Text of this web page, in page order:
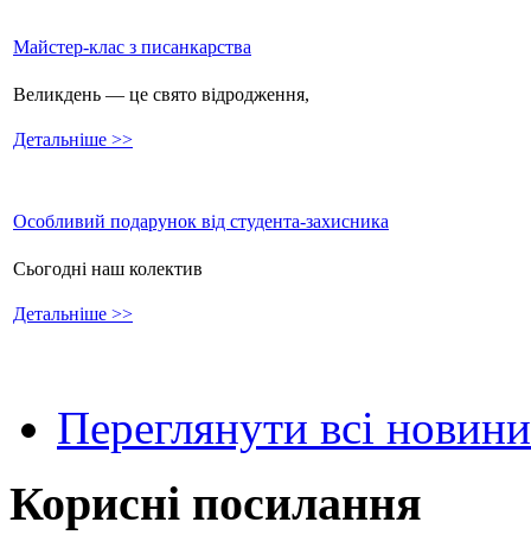
Майстер-клас з писанкарства
Великдень — це свято відродження,
Детальніше >>
Особливий подарунок від студента-захисника
Сьогодні наш колектив
Детальніше >>
Переглянути всі новини
Корисні посилання